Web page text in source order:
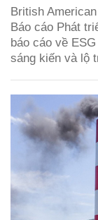
British
Báo cáo Phát
báo cáo về
sáng kiến và lộ